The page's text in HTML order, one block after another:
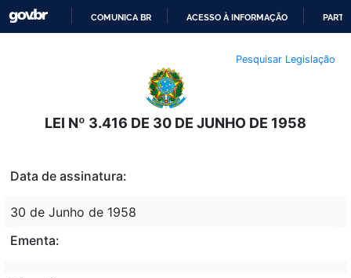
O
CONTEÚDO
COMUNICA BR ACESSO À INFORMAÇÃO
Pesquisar Legislação
LEI Nº 3.416 DE 30 DE JUNHO DE 1958
Data de assinatura:
30 de Junho de 1958
Ementa: